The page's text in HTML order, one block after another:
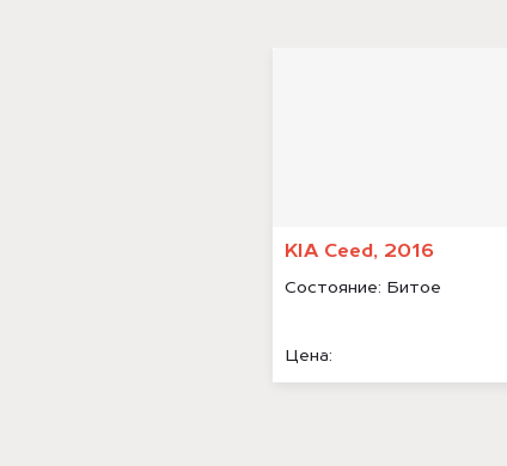
KIA Ceed, 2016
Состояние: Битое
Цена: